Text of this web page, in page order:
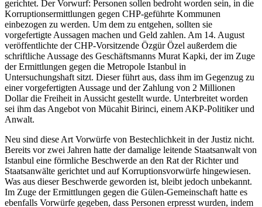
gerichtet. Der Vorwurf: Personen sollen bedroht worden sein, in die
Korruptionsermittlungen gegen CHP-geführte Kommunen
einbezogen zu werden. Um dem zu entgehen, sollten sie
vorgefertigte Aussagen machen und Geld zahlen. Am 14. August
veröffentlichte der CHP-Vorsitzende Özgür Özel außerdem die
schriftliche Aussage des Geschäftsmanns Murat Kapki, der im Zuge
der Ermittlungen gegen die Metropole Istanbul in
Untersuchungshaft sitzt. Dieser führt aus, dass ihm im Gegenzug zu
einer vorgefertigten Aussage und der Zahlung von 2 Millionen
Dollar die Freiheit in Aussicht gestellt wurde. Unterbreitet worden
sei ihm das Angebot von Mücahit Birinci, einem AKP-Politiker und
Anwalt.
Neu sind diese Art Vorwürfe von Bestechlichkeit in der Justiz nicht.
Bereits vor zwei Jahren hatte der damalige leitende Staatsanwalt von
Istanbul eine förmliche Beschwerde an den Rat der Richter und
Staatsanwälte gerichtet und auf Korruptionsvorwürfe hingewiesen.
Was aus dieser Beschwerde geworden ist, bleibt jedoch unbekannt.
Im Zuge der Ermittlungen gegen die Gülen-Gemeinschaft hatte es
ebenfalls Vorwürfe gegeben, dass Personen erpresst wurden, indem